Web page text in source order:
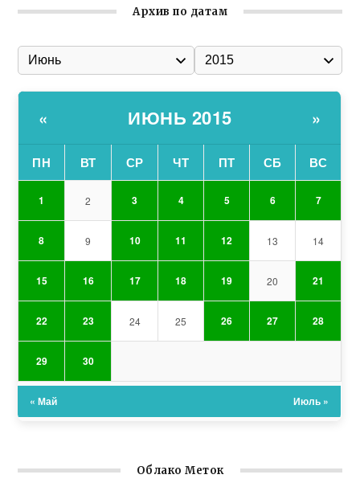
Архив по датам
« ИЮНЬ 2015 »
ПН ВТ СР ЧТ ПТ СБ ВС
1 2 3 4 5 6 7
8 9 10 11 12 13 14
15 16 17 18 19 20 21
22 23 24 25 26 27 28
29 30
« Май Июль »
Облако Меток